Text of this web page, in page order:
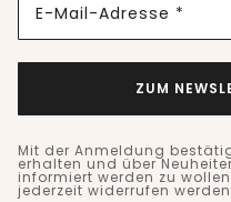
E-Mail-Adresse *
ZUM
Mit der Anmeldung
erhalten und über
informiert werden zu
jederzeit widerrufen